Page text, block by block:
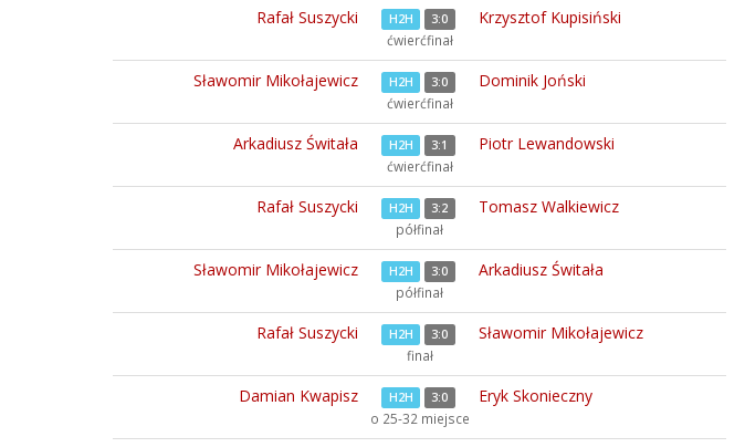
Rafał Suszycki H2H 3:0 Krzysztof Kupisiński
ćwierćfinał
Sławomir Mikołajewicz H2H 3:0 Dominik Joński
ćwierćfinał
Arkadiusz Świtała H2H 3:1 Piotr Lewandowski
ćwierćfinał
Rafał Suszycki H2H 3:2 Tomasz Walkiewicz
półfinał
Sławomir Mikołajewicz H2H 3:0 Arkadiusz Świtała
półfinał
Rafał Suszycki H2H 3:0 Sławomir Mikołajewicz
finał
Damian Kwapisz H2H 3:0 Eryk Skonieczny
o 25-32 miejsce